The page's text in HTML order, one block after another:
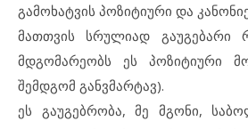
გამოხატვის პოზიტიური და
მათთვის სრულიად გაუგებარი
მდგომარეობს ეს პოზიტიური
შემდგომ განვმარტავ).
ეს გაუგებრობა, მე მგონი,